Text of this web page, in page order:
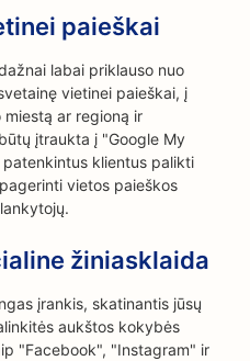
paieškai
labai priklauso nuo
vietinei paieškai, į
ar regioną ir
įtraukta į "Google My
klientus palikti
vietos paieškos
žiniasklaida
įrankis, skatinantis jūsų
aukštos kokybės
"Facebook", "Instagram" ir